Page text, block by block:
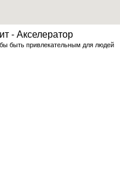
- Акселератор
быть привлекательным для людей